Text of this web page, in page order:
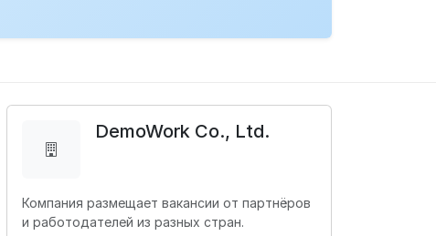
DemoWork Co., Ltd.
Компания размещает вакансии от партнёров
и работодателей из разных стран.